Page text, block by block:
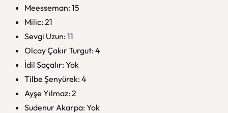
Meesseman: 15
Milic: 21
Sevgi Uzun: 11
Olcay Çakır Turgut: 4
İdil Saçalır: Yok
Tilbe Şenyürek: 4
Ayşe Yılmaz: 2
Sudenur Akarpa: Yok